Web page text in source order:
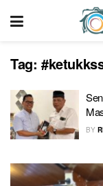
Tag:
BY